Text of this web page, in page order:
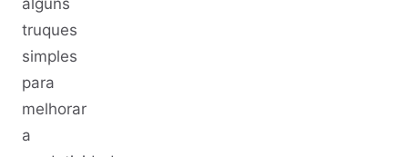
alguns
truques
simples
para
melhorar
a